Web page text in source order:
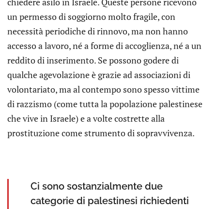
un permesso di soggiorno molto fragile, con
necessità periodiche di rinnovo, ma non hanno
accesso a lavoro, né a forme di accoglienza, né a un
reddito di inserimento. Se possono godere di
qualche agevolazione è grazie ad associazioni di
volontariato, ma al contempo sono spesso vittime
di razzismo (come tutta la popolazione palestinese
che vive in Israele) e a volte costrette alla
prostituzione come strumento di sopravvivenza.
Ci sono sostanzialmente due
categorie di palestinesi richiedenti